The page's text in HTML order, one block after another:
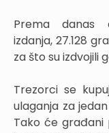
Prema danas
izdanja, 27.128
za što su izdvojili
Trezorci se
ulaganja za
Tako će građani